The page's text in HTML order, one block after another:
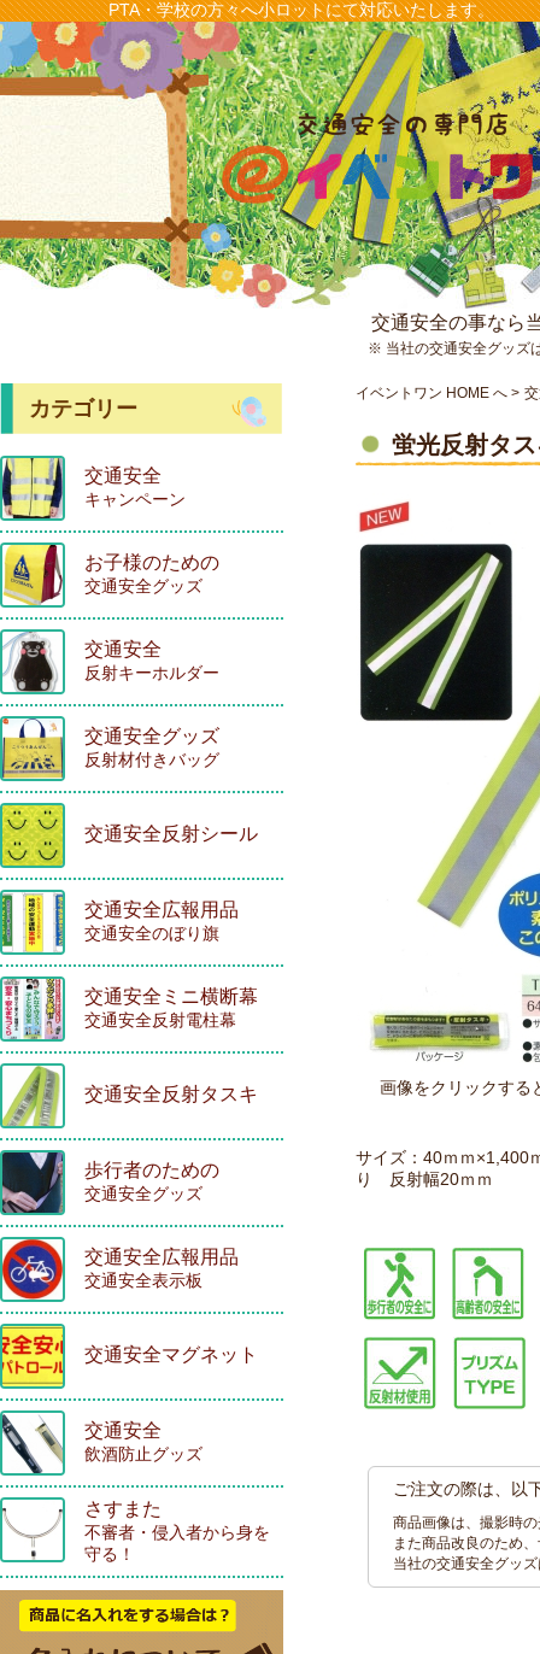
PTA・学校の方々へ小ロットにて対応いたします。
交通安全の事なら
※ 当社の交通安全グッズ
イベントワン HOME へ
蛍光反射タ
画像をクリックする
サイズ：40ｍｍ×1,400
り 反射幅20ｍｍ
ご注文の際は、以
商品画像は、撮影時
また商品改良のため
当社の交通安全グッ
カテゴリー
交通安全
キャンペーン
お子様のための
交通安全グッズ
交通安全
反射キーホルダー
交通安全グッズ
反射材付きバッグ
交通安全反射シール
交通安全広報用品
交通安全のぼり旗
交通安全ミニ横断幕
交通安全反射電柱幕
交通安全反射タスキ
歩行者のための
交通安全グッズ
交通安全広報用品
交通安全表示板
交通安全マグネット
交通安全
飲酒防止グッズ
さすまた
不審者・侵入者から身を
守る！